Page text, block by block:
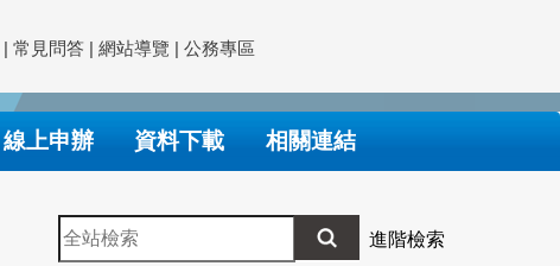
| 常見問答 | 網站導覽 | 公務專區
線上申辦 資料下載 相關連結
全
站
進階檢索